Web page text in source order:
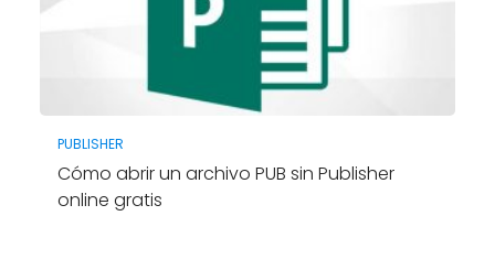
PUBLISHER
Cómo abrir un archivo PUB sin Publisher
online gratis